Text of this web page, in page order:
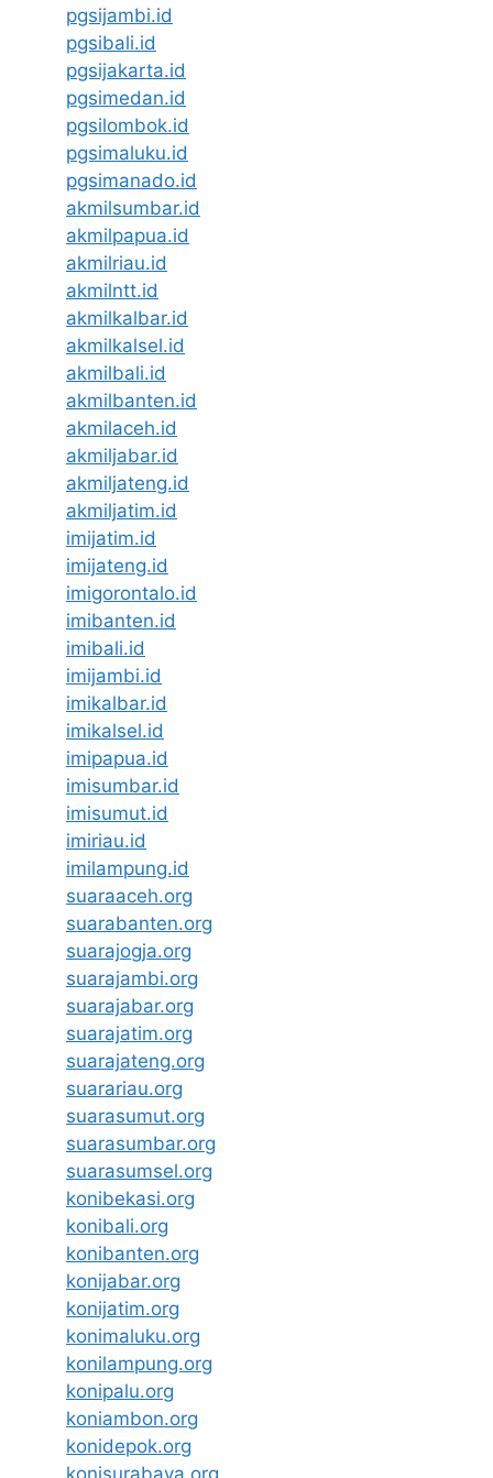
pgsijambi.id
pgsibali.id
pgsijakarta.id
pgsimedan.id
pgsilombok.id
pgsimaluku.id
pgsimanado.id
akmilsumbar.id
akmilpapua.id
akmilriau.id
akmilntt.id
akmilkalbar.id
akmilkalsel.id
akmilbali.id
akmilbanten.id
akmilaceh.id
akmiljabar.id
akmiljateng.id
akmiljatim.id
imijatim.id
imijateng.id
imigorontalo.id
imibanten.id
imibali.id
imijambi.id
imikalbar.id
imikalsel.id
imipapua.id
imisumbar.id
imisumut.id
imiriau.id
imilampung.id
suaraaceh.org
suarabanten.org
suarajogja.org
suarajambi.org
suarajabar.org
suarajatim.org
suarajateng.org
suarariau.org
suarasumut.org
suarasumbar.org
suarasumsel.org
konibekasi.org
konibali.org
konibanten.org
konijabar.org
konijatim.org
konimaluku.org
konilampung.org
konipalu.org
koniambon.org
konidepok.org
konisurabaya.org